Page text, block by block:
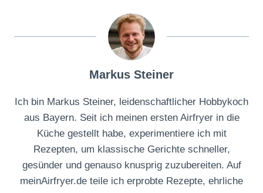
Markus Steiner
Ich bin Markus Steiner, leidenschaftlicher Hobbykoch
aus Bayern. Seit ich meinen ersten Airfryer in die
Küche gestellt habe, experimentiere ich mit
Rezepten, um klassische Gerichte schneller,
gesünder und genauso knusprig zuzubereiten. Auf
meinAirfryer.de teile ich erprobte Rezepte, ehrliche